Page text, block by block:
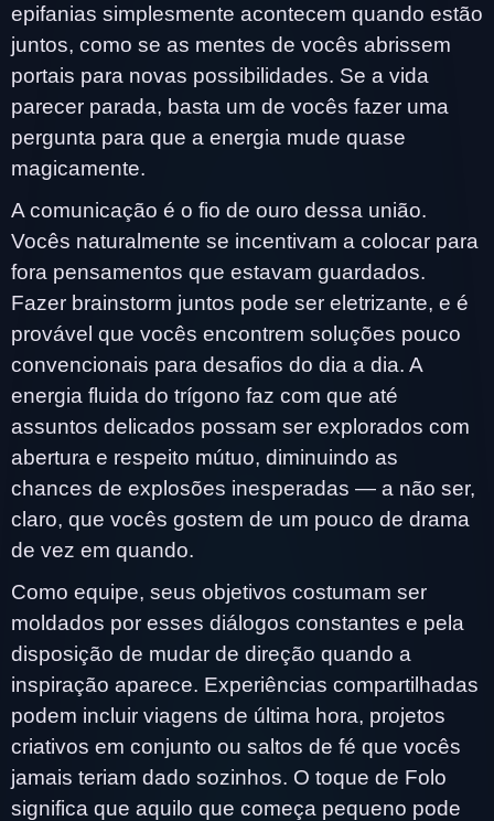
epifanias simplesmente acontecem quando estão
juntos, como se as mentes de vocês abrissem
portais para novas possibilidades. Se a vida
parecer parada, basta um de vocês fazer uma
pergunta para que a energia mude quase
magicamente.
A comunicação é o fio de ouro dessa união.
Vocês naturalmente se incentivam a colocar para
fora pensamentos que estavam guardados.
Fazer brainstorm juntos pode ser eletrizante, e é
provável que vocês encontrem soluções pouco
convencionais para desafios do dia a dia. A
energia fluida do trígono faz com que até
assuntos delicados possam ser explorados com
abertura e respeito mútuo, diminuindo as
chances de explosões inesperadas — a não ser,
claro, que vocês gostem de um pouco de drama
de vez em quando.
Como equipe, seus objetivos costumam ser
moldados por esses diálogos constantes e pela
disposição de mudar de direção quando a
inspiração aparece. Experiências compartilhadas
podem incluir viagens de última hora, projetos
criativos em conjunto ou saltos de fé que vocês
jamais teriam dado sozinhos. O toque de Folo
significa que aquilo que começa pequeno pode